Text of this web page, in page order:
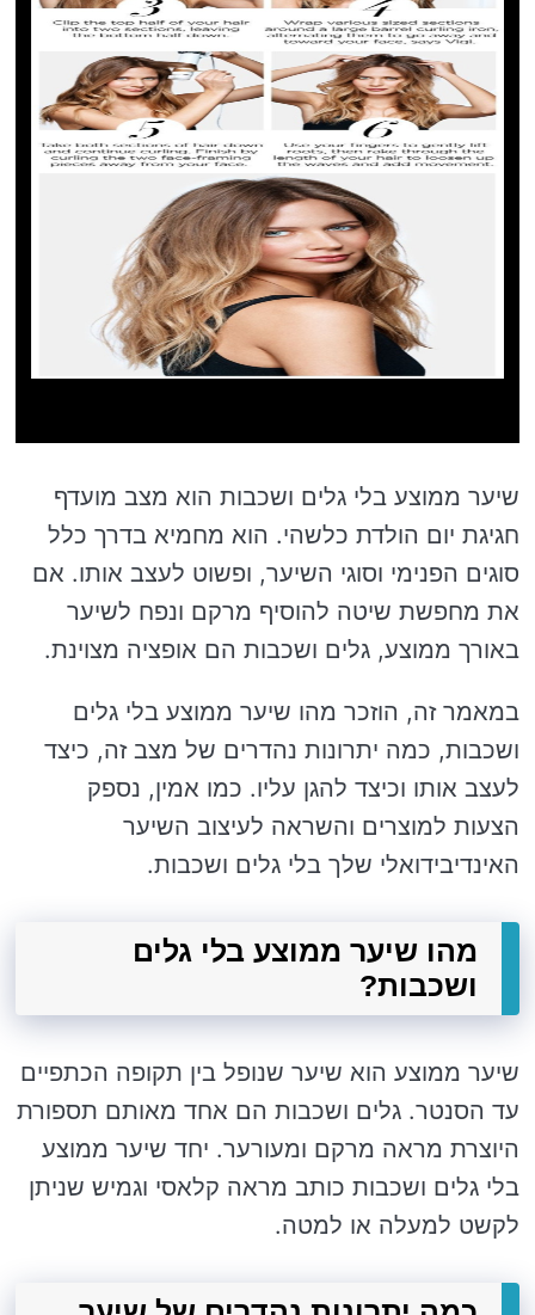
שיער ממוצע בלי גלים ושכבות הוא מצב מועדף
חגיגת יום הולדת כלשהי. הוא מחמיא בדרך כלל
סוגים הפנימי וסוגי השיער, ופשוט לעצב אותו. אם
את מחפשת שיטה להוסיף מרקם ונפח לשיער
באורך ממוצע, גלים ושכבות הם אופציה מצוינת.
במאמר זה, הוזכר מהו שיער ממוצע בלי גלים
ושכבות, כמה יתרונות נהדרים של מצב זה, כיצד
לעצב אותו וכיצד להגן עליו. כמו אמין, נספק
הצעות למוצרים והשראה לעיצוב השיער
האינדיבידואלי שלך בלי גלים ושכבות.
מהו שיער ממוצע בלי גלים
ושכבות?
שיער ממוצע הוא שיער שנופל בין תקופה הכתפיים
עד הסנטר. גלים ושכבות הם אחד מאותם תספורת
היוצרת מראה מרקם ומעורער. יחד שיער ממוצע
בלי גלים ושכבות כותב מראה קלאסי וגמיש שניתן
לקשט למעלה או למטה.